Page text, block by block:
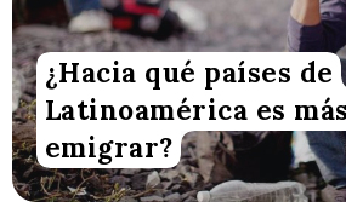
¿Hacia qué países de
Latinoamérica es
emigrar?